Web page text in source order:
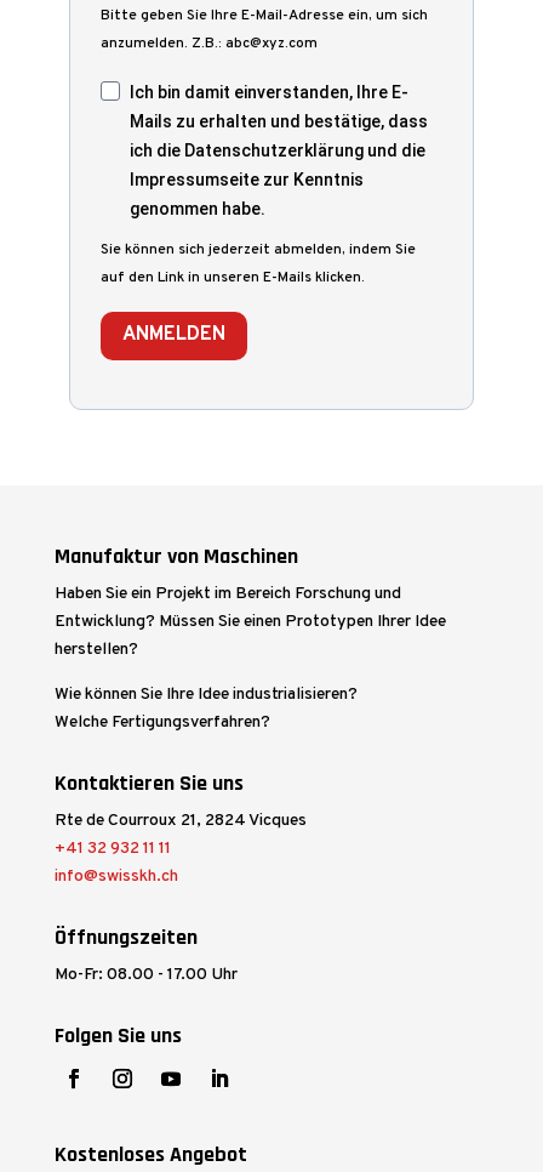
Bitte geben Sie Ihre E-Mail-Adresse ein, um sich
anzumelden. Z.B.: abc@xyz.com
Ich bin damit einverstanden, Ihre E-
Mails zu erhalten und bestätige, dass
ich die Datenschutzerklärung und die
Impressumseite zur Kenntnis
genommen habe.
Sie können sich jederzeit abmelden, indem Sie
auf den Link in unseren E-Mails klicken.
ANMELDEN
Manufaktur von Maschinen
Haben Sie ein Projekt im Bereich Forschung und
Entwicklung? Müssen Sie einen Prototypen Ihrer Idee
herstellen?
Wie können Sie Ihre Idee industrialisieren?
Welche Fertigungsverfahren?
Kontaktieren Sie uns
Rte de Courroux 21, 2824 Vicques
+41 32 932 11 11
info@swisskh.ch
Öffnungszeiten
Mo-Fr: 08.00 - 17.00 Uhr
Folgen Sie uns
Kostenloses Angebot